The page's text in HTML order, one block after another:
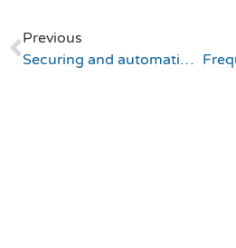
Previous
Securing and automating your IT services – how should you prepare for 2022?